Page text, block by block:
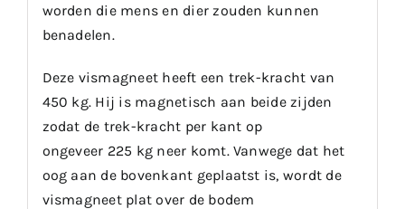
worden die mens en dier zouden kunnen
benadelen.
Deze vismagneet heeft een trek-kracht van
450 kg. Hij is magnetisch aan beide zijden
zodat de trek-kracht per kant op
ongeveer 225 kg neer komt. Vanwege dat het
oog aan de bovenkant geplaatst is, wordt de
vismagneet plat over de bodem